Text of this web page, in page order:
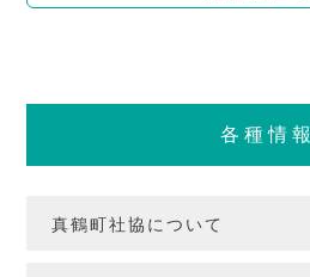
各種情報
真鶴町社協について